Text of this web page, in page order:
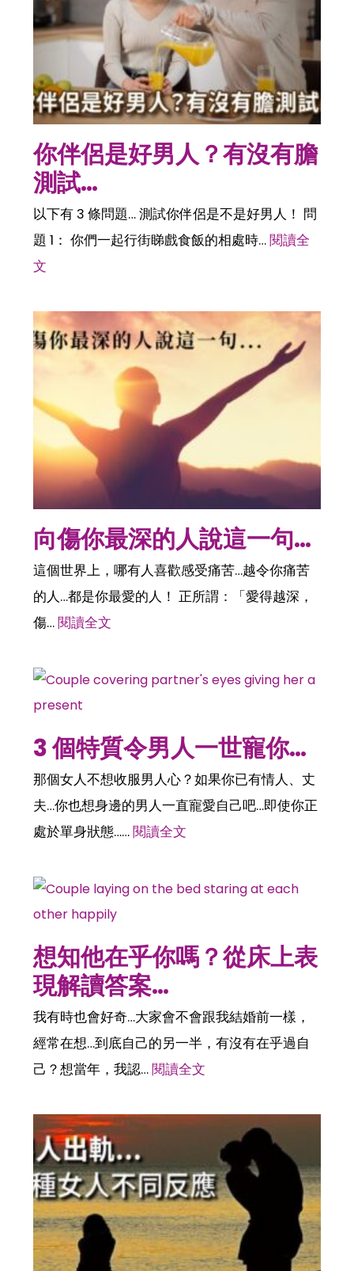
你伴侶是好男人？有沒有膽
測試…
以下有 3 條問題… 測試你伴侶是不是好男人！ 問
題 1： 你們一起行街睇戲食飯的相處時…閱讀全
文
向傷你最深的人說這一句…
這個世界上，哪有人喜歡感受痛苦…越令你痛苦
的人…都是你最愛的人！ 正所謂：「愛得越深，
傷…閱讀全文
3 個特質令男人一世寵你…
那個女人不想收服男人心？如果你已有情人、丈
夫…你也想身邊的男人一直寵愛自己吧…即使你正
處於單身狀態……閱讀全文
想知他在乎你嗎？從床上表
現解讀答案…
我有時也會好奇…大家會不會跟我結婚前一樣，
經常在想…到底自己的另一半，有沒有在乎過自
己？想當年，我認…閱讀全文